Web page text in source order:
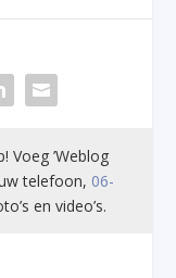
Voeg ’Weblog
telefoon, 06-
en video’s.